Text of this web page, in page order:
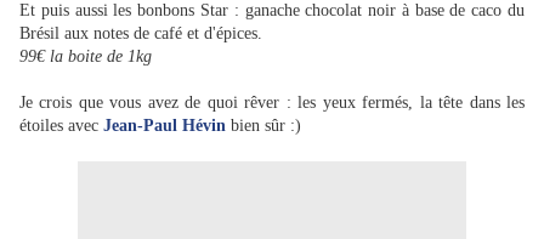
Et puis aussi les bonbons Star : ganache chocolat noir à base de caco du
Brésil aux notes de café et d'épices.
99€ la boite de 1kg
Je crois que vous avez de quoi rêver : les yeux fermés, la tête dans les
étoiles avec Jean-Paul Hévin bien sûr :)